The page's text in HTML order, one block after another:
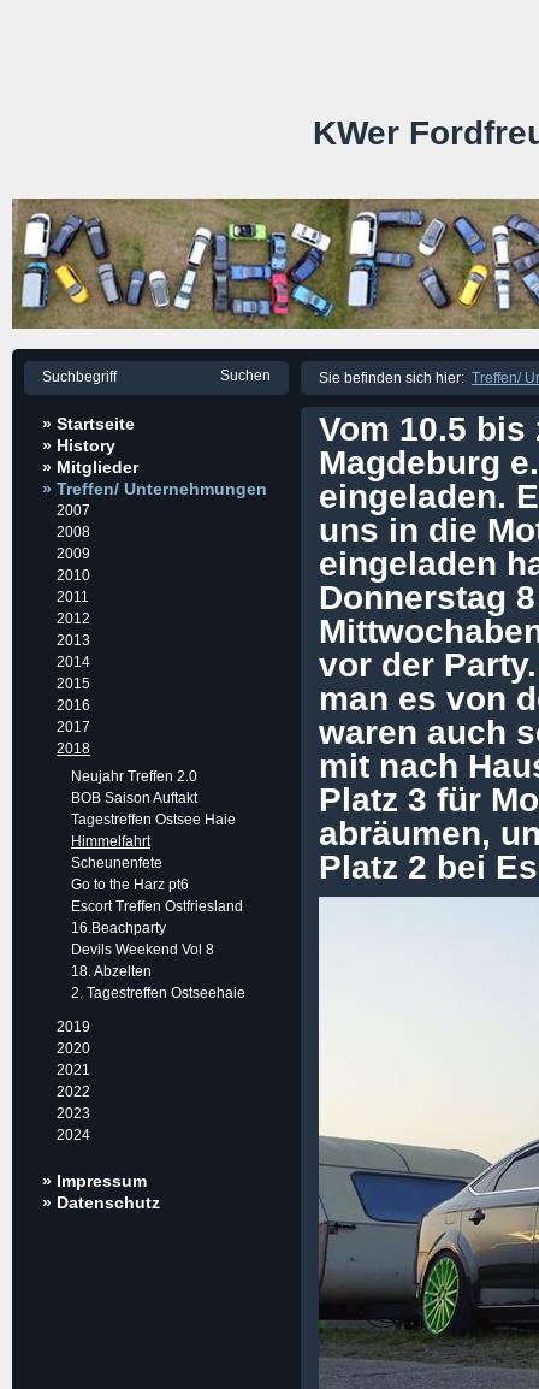
KWer
» Startseite
» History
» Mitglieder
» Treffen/ Unternehmungen
2007
2008
2009
2010
2011
2012
2013
2014
2015
2016
2017
2018
Neujahr Treffen 2.0
BOB Saison Auftakt
Tagestreffen Ostsee Haie
Himmelfahrt
Scheunenfete
Go to the Harz pt6
Escort Treffen Ostfriesland
16.Beachparty
Devils Weekend Vol 8
18. Abzelten
2. Tagestreffen Ostseehaie
2019
2020
2021
2022
2023
2024
» Impressum
» Datenschutz
Sie befinden sich hier: Treffen/
Vom 10.5 bis
Magdeburg
eingeladen.
uns in die
eingeladen
Donnerstag
vor der
man es von
waren auch
mit nach
Platz 3 für
abräumen,
Platz 2 bei